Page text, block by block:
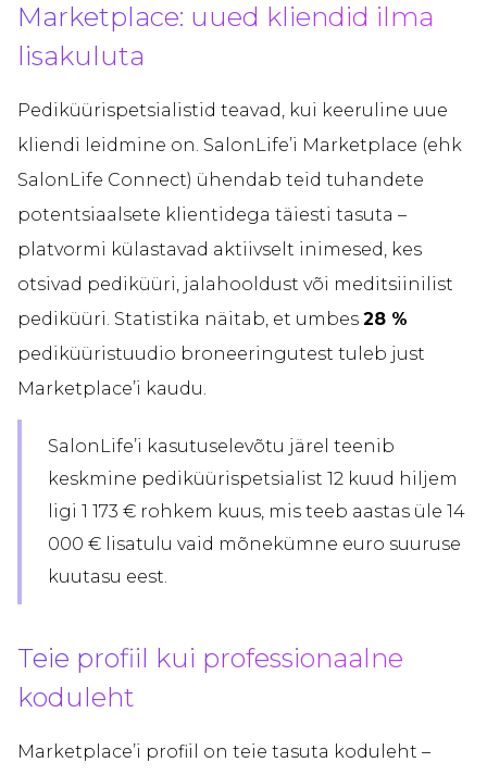
Marketplace: uued kliendid ilma
lisakuluta
Pediküürispetsialistid teavad, kui keeruline uue
kliendi leidmine on. SalonLife’i Marketplace (ehk
SalonLife Connect) ühendab teid tuhandete
potentsiaalsete klientidega täiesti tasuta –
platvormi külastavad aktiivselt inimesed, kes
otsivad pediküüri, jalahooldust või meditsiinilist
pediküüri. Statistika näitab, et umbes 28 %
pediküüristuudio broneeringutest tuleb just
Marketplace’i kaudu.
SalonLife’i kasutuselevõtu järel teenib
keskmine pediküürispetsialist 12 kuud hiljem
ligi 1 173 € rohkem kuus, mis teeb aastas üle 14
000 € lisatulu vaid mõnekümne euro suuruse
kuutasu eest.
Teie profiil kui professionaalne
koduleht
Marketplace’i profiil on teie tasuta koduleht –